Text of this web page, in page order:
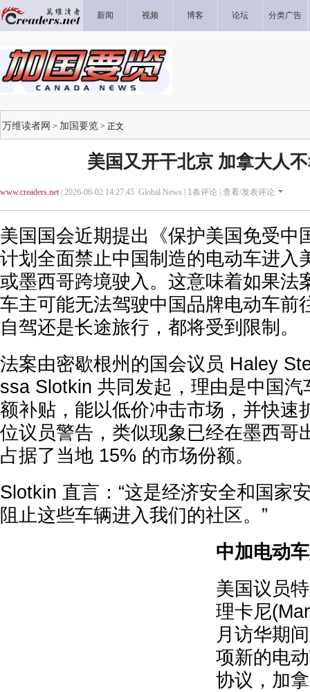
新闻 视频 博客 论坛 分类广告
万维读者网 > 加国要览 > 正文
美国又开干北京 加拿大人
www.creaders.net| 2026-06-02 14:27:45 Global News | 1条评论 | 查看/发表评论
美国国会近期提出《保护美国免受中
计划全面禁止中国制造的电动车进入
或墨西哥跨境驶入。这意味着如果法
车主可能无法驾驶中国品牌电动车前
自驾还是长途旅行，都将受到限制。
法案由密歇根州的国会议员 Haley
ssa Slotkin 共同发起，理由是中国汽
额补贴，能以低价冲击市场，并快速
位议员警告，类似现象已经在墨西哥
占据了当地 15% 的市场份额。
Slotkin 直言：“这是经济安全和国家
阻止这些车辆进入我们的社区。”
中加电动
美国议员
理卡尼
月访华期
项新的电
协议，加